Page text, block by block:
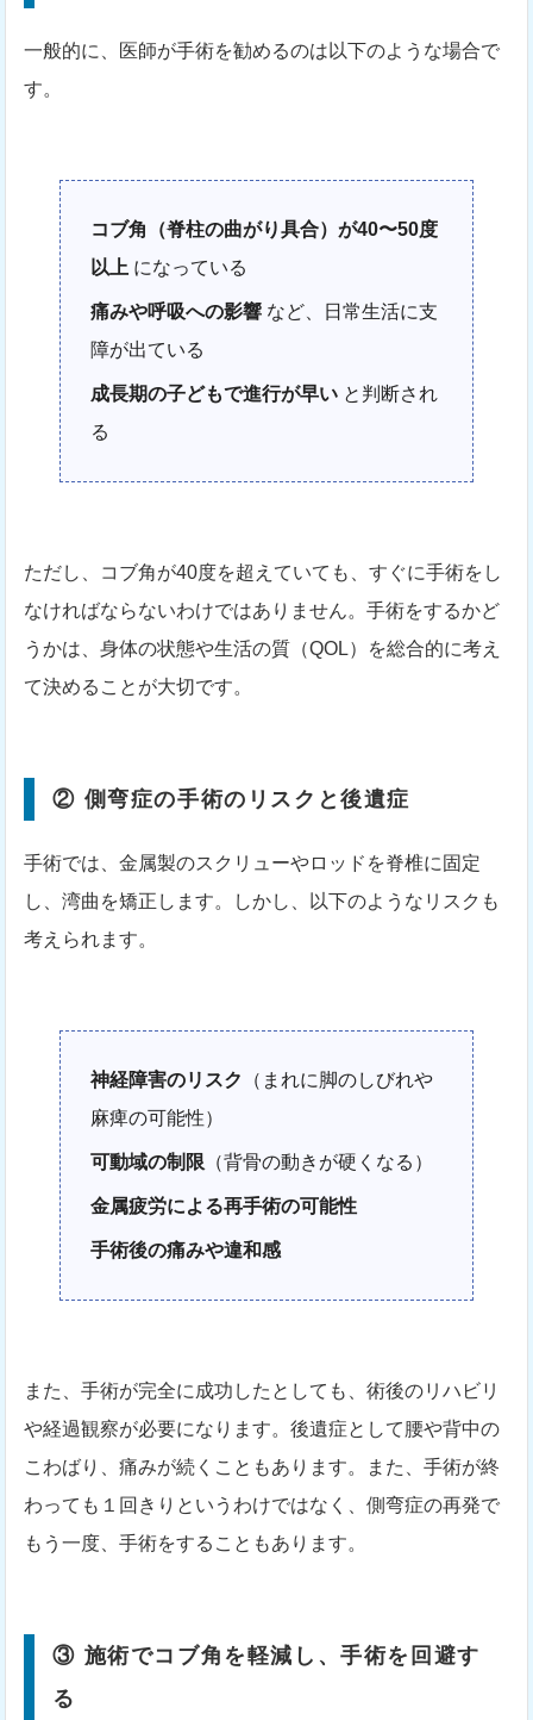
一般的に、医師が手術を勧めるのは以下のような場合で
す。
コブ角（脊柱の曲がり具合）が40〜50度
以上 になっている
痛みや呼吸への影響 など、日常生活に支
障が出ている
成長期の子どもで進行が早い と判断され
る
ただし、コブ角が40度を超えていても、すぐに手術をし
なければならないわけではありません。手術をするかど
うかは、身体の状態や生活の質（QOL）を総合的に考え
て決めることが大切です。
② 側弯症の手術のリスクと後遺症
手術では、金属製のスクリューやロッドを脊椎に固定
し、湾曲を矯正します。しかし、以下のようなリスクも
考えられます。
神経障害のリスク
（まれに脚のしびれや
麻痺の可能性）
可動域の制限 （背骨の動きが硬くなる）
金属疲労による再手術の可能性
手術後の痛みや違和感
また、手術が完全に成功したとしても、術後のリハビリ
や経過観察が必要になります。後遺症として腰や背中の
こわばり、痛みが続くこともあります。また、手術が終
わっても１回きりというわけではなく、側弯症の再発で
もう一度、手術をすることもあります。
③ 施術でコブ角を軽減し、手術を回避す
る